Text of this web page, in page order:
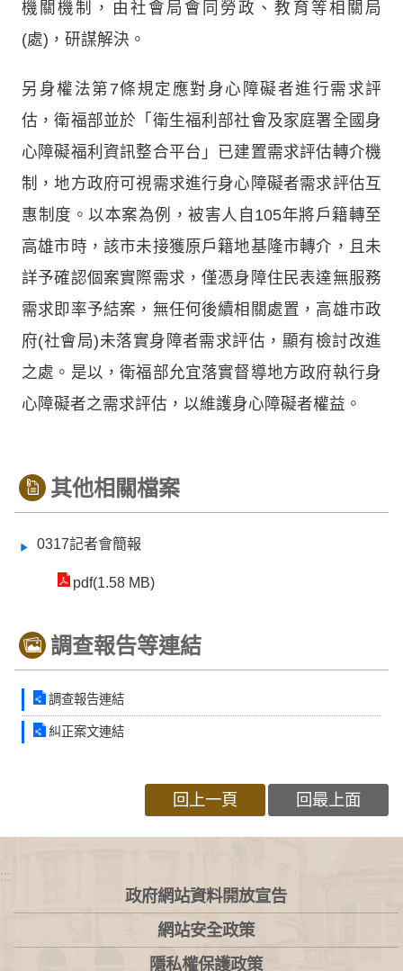
機關機制，由社會局會同勞政、教育等相關局
(處)，研謀解決。
另身權法第7條規定應對身心障礙者進行需求評
估，衛福部並於「衛生福利部社會及家庭署全國身
心障礙福利資訊整合平台」已建置需求評估轉介機
制，地方政府可視需求進行身心障礙者需求評估互
惠制度。以本案為例，被害人自105年將戶籍轉至
高雄市時，該市未接獲原戶籍地基隆市轉介，且未
詳予確認個案實際需求，僅憑身障住民表達無服務
需求即率予結案，無任何後續相關處置，高雄市政
府(社會局)未落實身障者需求評估，顯有檢討改進
之處。是以，衛福部允宜落實督導地方政府執行身
心障礙者之需求評估，以維護身心障礙者權益。
其他相關檔案
0317記者會簡報
pdf(1.58 MB)
調查報告等連結
調查報告連結
糾正案文連結
回上一頁 回最上面
:::
政府網站資料開放宣告
網站安全政策
隱私權保護政策